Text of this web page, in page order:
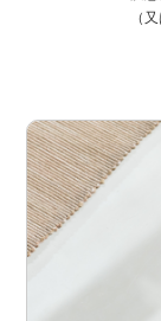
（